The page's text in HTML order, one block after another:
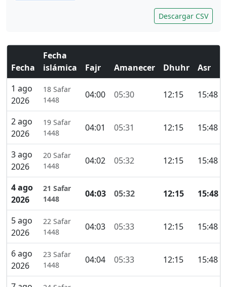
Descargar CSV
Fecha
Fecha
islámica
Fajr Amanecer Dhuhr Asr
1 ago
2026
18 Safar
1448
04:00 05:30 12:15 15:48
2 ago
2026
19 Safar
1448
04:01 05:31 12:15 15:48
3 ago
2026
20 Safar
1448
04:02 05:32 12:15 15:48
4 ago
2026
21 Safar
1448
04:03 05:32 12:15 15:48
5 ago
2026
22 Safar
1448
04:03 05:33 12:15 15:48
6 ago
2026
23 Safar
1448
04:04 05:33 12:15 15:48